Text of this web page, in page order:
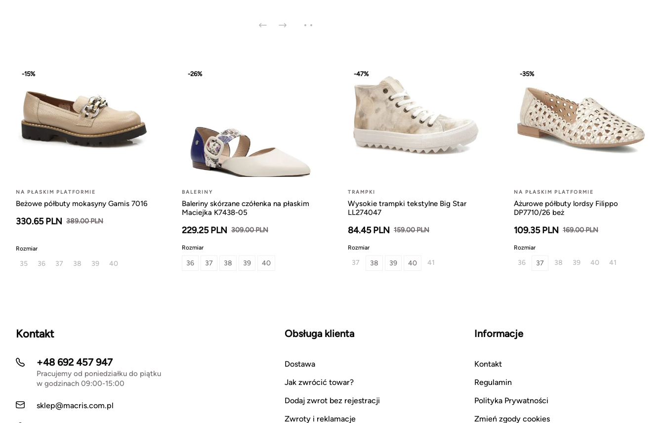
-15%
NA PŁASKIM PLATFORMIE
Beżowe półbuty mokasyny Gamis 7016
330.65 PLN 389.00 PLN
Rozmiar
35 36 37 38 39 40
-26%
BALERINY
Baleriny skórzane czółenka na płaskim
Maciejka K7438-05
229.25 PLN 309.00 PLN
Rozmiar
36 37 38 39 40
-47%
TRAMPKI
Wysokie trampki tekstylne Big Star
LL274047
84.45 PLN 159.00 PLN
Rozmiar
37 38 39 40 41
-35%
NA PŁASKIM PLATFORMIE
Ażurowe półbuty lordsy Filippo
DP7710/26 beż
109.35 PLN 169.00 PLN
Rozmiar
36 37 38 39 40 41
Kontakt
+48 692 457 947
Pracujemy od poniedziałku do piątku
w godzinach 09:00-15:00
sklep@macris.com.pl
Obsługa klienta
Dostawa
Jak zwrócić towar?
Dodaj zwrot bez rejestracji
Zwroty i reklamacje
Informacje
Kontakt
Regulamin
Polityka Prywatności
Zmień zgody cookies